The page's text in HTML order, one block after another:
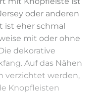
oder anderen
ist eher schmal
mit oder ohne
dekorative
Auf das Nähen
verzichtet werden,
Knopfleisten